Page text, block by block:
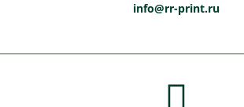
info@rr-print.ru